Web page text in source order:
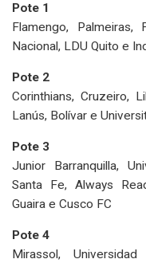
Pote 1
Flamengo, Palmeiras,
Nacional, LDU Quito e
Pote 2
Corinthians, Cruzeiro,
Lanús, Bolívar e
Pote 3
Junior Barranquilla,
Santa Fe, Always
Guaira e Cusco FC
Pote 4
Mirassol,